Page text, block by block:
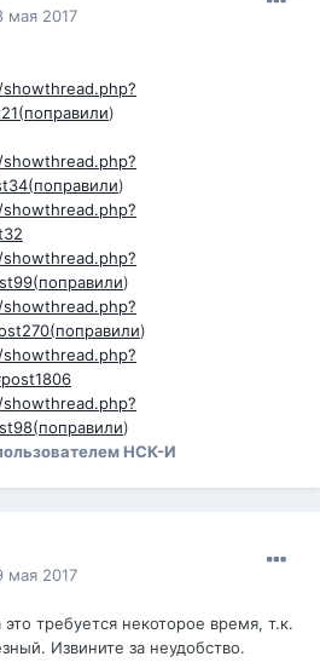
мая 2017
)
)
)
)
)
НСК-И
мая 2017
требуется некоторое время, т.к.
Извините за неудобство.